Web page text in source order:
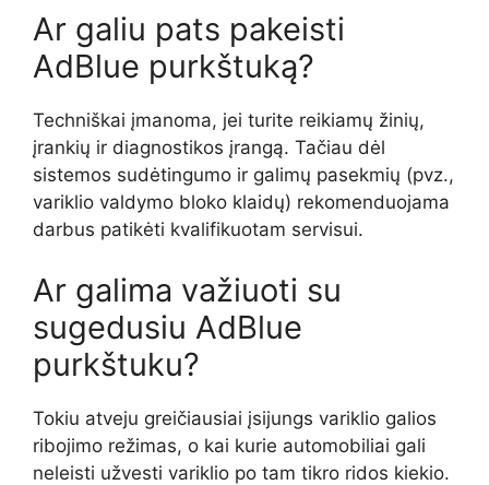
Ar galiu pats pakeisti
AdBlue purkštuką?
Techniškai įmanoma, jei turite reikiamų žinių,
įrankių ir diagnostikos įrangą. Tačiau dėl
sistemos sudėtingumo ir galimų pasekmių (pvz.,
variklio valdymo bloko klaidų) rekomenduojama
darbus patikėti kvalifikuotam servisui.
Ar galima važiuoti su
sugedusiu AdBlue
purkštuku?
Tokiu atveju greičiausiai įsijungs variklio galios
ribojimo režimas, o kai kurie automobiliai gali
neleisti užvesti variklio po tam tikro ridos kiekio.